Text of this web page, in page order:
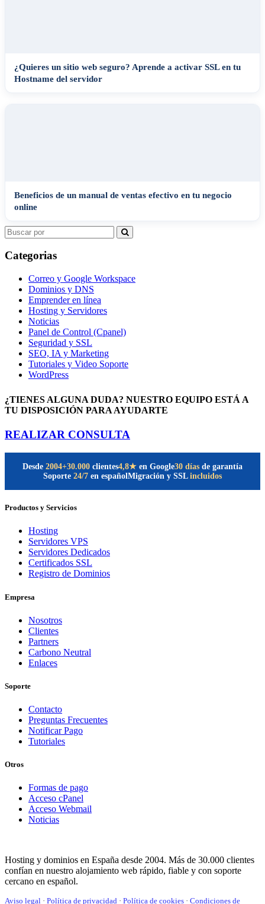
¿Quieres un sitio web seguro? Aprende a activar SSL en tu
Hostname del servidor
Beneficios de un manual de ventas efectivo en tu negocio
online
Search
for:
Categorias
Correo y Google Workspace
Dominios y DNS
Emprender en línea
Hosting y Servidores
Noticias
Panel de Control (Cpanel)
Seguridad y SSL
SEO, IA y Marketing
Tutoriales y Video Soporte
WordPress
¿TIENES ALGUNA DUDA? NUESTRO EQUIPO ESTÁ A
TU DISPOSICIÓN PARA AYUDARTE
REALIZAR CONSULTA
Desde 2004+30.000 clientes4,8★ en Google30 días de garantía
Soporte 24/7 en españolMigración y SSL incluidos
Productos y Servicios
Hosting
Servidores VPS
Servidores Dedicados
Certificados SSL
Registro de Dominios
Empresa
Nosotros
Clientes
Partners
Carbono Neutral
Enlaces
Soporte
Contacto
Preguntas Frecuentes
Notificar Pago
Tutoriales
Otros
Formas de pago
Acceso cPanel
Acceso Webmail
Noticias
Hosting y dominios en España desde 2004. Más de 30.000 clientes
confían en nuestro alojamiento web rápido, fiable y con soporte
cercano en español.
Aviso legal · Política de privacidad · Política de cookies · Condiciones de